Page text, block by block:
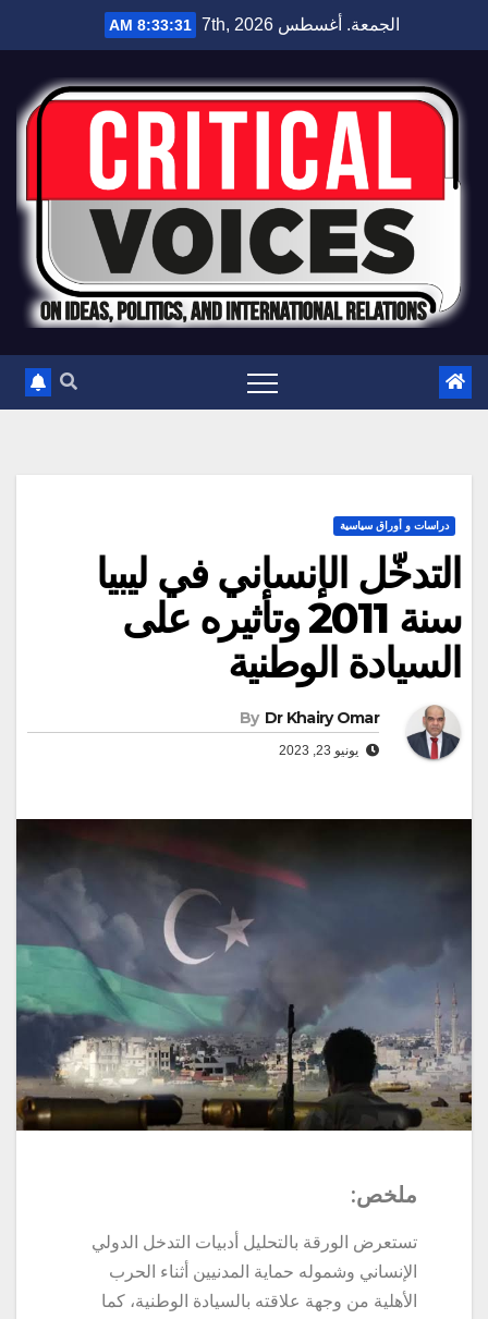
الجمعة. أغسطس 7th, 2026 8:33:32 AM
دراسات و أوراق سياسية
التدخّل الإنساني في ليبيا
سنة 2011 وتأثيره على
السيادة الوطنية
By Dr Khairy Omar
يونيو 23, 2023
ملخص:
تستعرض الورقة بالتحليل أدبيات التدخل الدولي
الإنساني وشموله حماية المدنيين أثناء الحرب
الأهلية من وجهة علاقته بالسيادة الوطنية، كما